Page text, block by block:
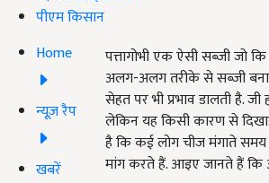
पीएम किसान
Home
न्यूज़ रैप
खबरें
पत्तागोभी एक ऐसी सब्जी
अलग-अलग तरीके से सब्जी
सेहत पर भी प्रभाव डालती है.
लेकिन यह किसी कारण से
है कि कई लोग चीज मंगाते समय
मांग करते हैं. आइए जानते हैं कि